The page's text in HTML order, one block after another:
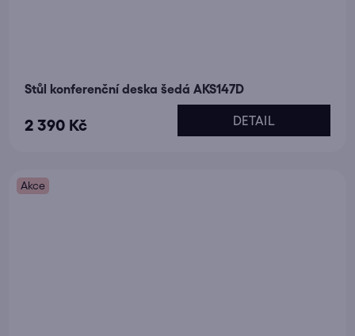
Stůl konferenční deska šedá AKS147D
2 390 Kč DETAIL
Akce